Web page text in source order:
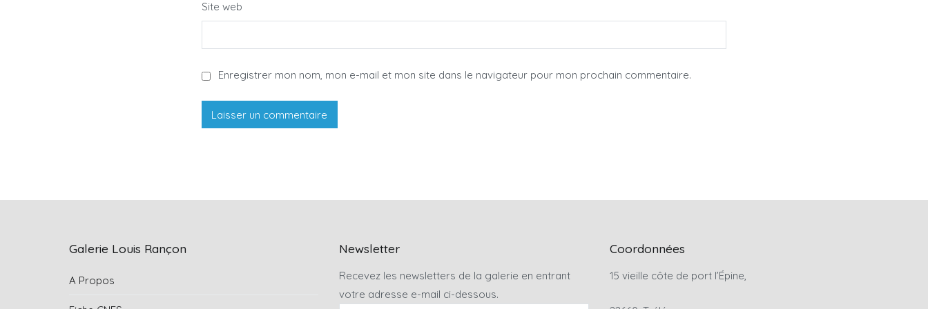
Site web
Enregistrer mon nom, mon e-mail et mon site dans le navigateur pour mon prochain commentaire.
Galerie Louis Rançon
A Propos
Newsletter
Recevez les newsletters de la galerie en entrant
votre adresse e-mail ci-dessous.
Coordonnées
15 vieille côte de port l’Épine,